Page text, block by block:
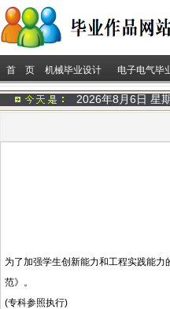
首 页 机械毕业设计 电子电气毕
2026年8月6日 星
为了加强学生创新能力和工程实践能
范》。
(专科参照执行)